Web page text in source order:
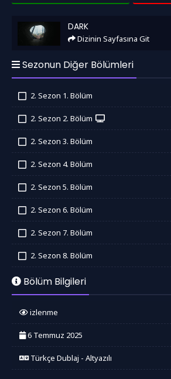
Dark DARK
Dizinin Sayfasına Git
Sezonun Diğer Bölümleri
2. Sezon 1. Bölüm
2. Sezon 2. Bölüm
2. Sezon 3. Bölüm
2. Sezon 4. Bölüm
2. Sezon 5. Bölüm
2. Sezon 6. Bölüm
2. Sezon 7. Bölüm
2. Sezon 8. Bölüm
Bölüm Bilgileri
izlenme
6 Temmuz 2025
Türkçe Dublaj - Altyazılı